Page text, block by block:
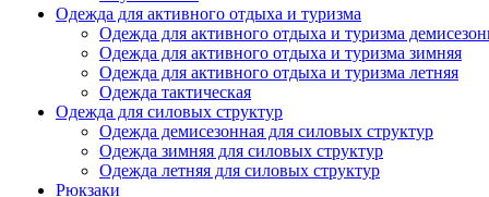
Одежда для активного отдыха и туризма
Одежда для активного отдыха и туризма
Одежда для активного отдыха и туризма зимняя
Одежда для активного отдыха и туризма летняя
Одежда тактическая
Одежда для силовых структур
Одежда демисезонная для силовых структур
Одежда зимняя для силовых структур
Одежда летняя для силовых структур
Рюкзаки